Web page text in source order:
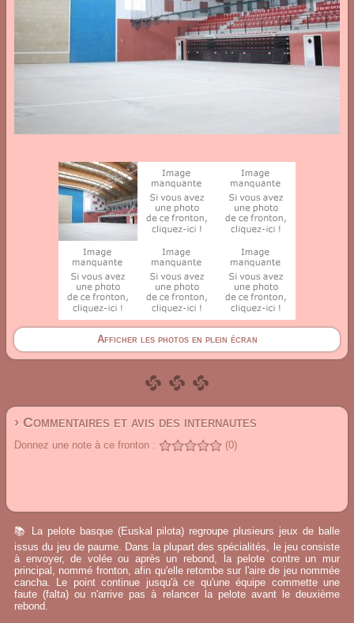
Afficher les photos en plein écran
› Commentaires et avis des internautes
Donnez une note à ce fronton : (0)
📚 La pelote basque (Euskal pilota) regroupe plusieurs jeux de balle
issus du jeu de paume. Dans la plupart des spécialités, le jeu consiste
à envoyer, de volée ou après un rebond, la pelote contre un mur
principal, nommé fronton, afin qu'elle retombe sur l'aire de jeu nommée
cancha. Le point continue jusqu'à ce qu'une équipe commette une
faute (falta) ou n'arrive pas à relancer la pelote avant le deuxième
rebond.